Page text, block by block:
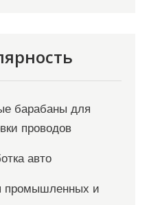
барабаны для
проводов
авто
промышленных и